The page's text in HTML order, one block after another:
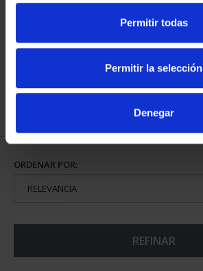
Permitir todas
Permitir la selección
Denegar
CAPITALES ESPAÑOLAS
73,00 €
ORDENAR POR:
REFINAR